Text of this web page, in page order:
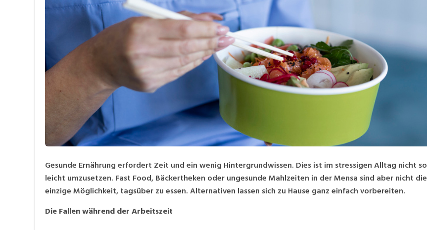
Gesunde Ernährung erfordert Zeit und ein wenig Hintergrundwissen. Dies ist im stressigen Alltag nicht so
leicht umzusetzen. Fast Food, Bäckertheken oder ungesunde Mahlzeiten in der Mensa sind aber nicht die
einzige Möglichkeit, tagsüber zu essen. Alternativen lassen sich zu Hause ganz einfach vorbereiten.
Die Fallen während der Arbeitszeit